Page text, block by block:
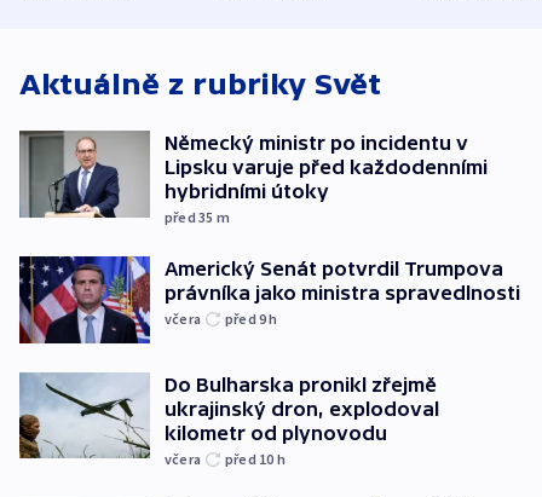
Aktuálně z rubriky Svět
Německý ministr po incidentu v
Lipsku varuje před každodenními
hybridními útoky
před 35 m
Americký Senát potvrdil Trumpova
právníka jako ministra spravedlnosti
včera před 9h
Do Bulharska pronikl zřejmě
ukrajinský dron, explodoval
kilometr od plynovodu
včera před 10 h